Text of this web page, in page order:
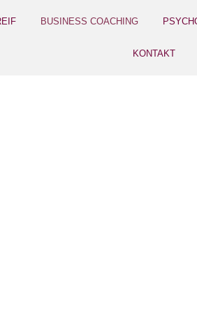
BUSINESS COACHING
KONTAKT